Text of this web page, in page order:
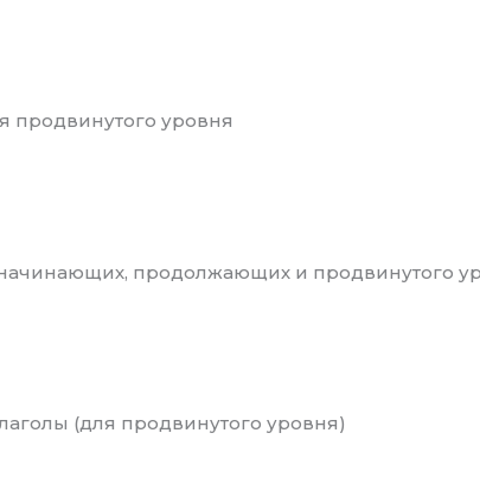
продвинутого уровня
начинающих, продолжающих и продвинутого
(для продвинутого уровня)